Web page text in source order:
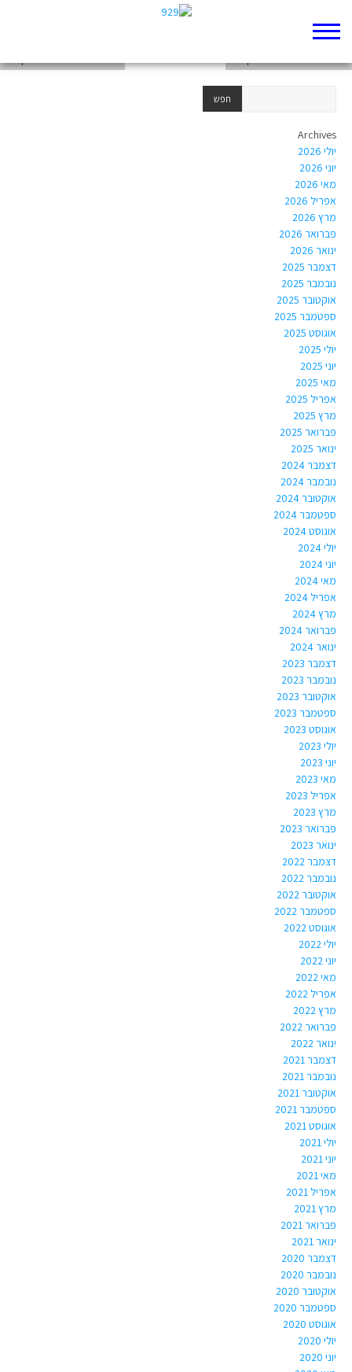
weekend-from-20251005-to-20251011
Archives
יולי 2026
יוני 2026
מאי 2026
אפריל 2026
מרץ 2026
פברואר 2026
ינואר 2026
דצמבר 2025
נובמבר 2025
אוקטובר 2025
ספטמבר 2025
אוגוסט 2025
יולי 2025
יוני 2025
מאי 2025
אפריל 2025
מרץ 2025
פברואר 2025
ינואר 2025
דצמבר 2024
נובמבר 2024
אוקטובר 2024
ספטמבר 2024
אוגוסט 2024
יולי 2024
יוני 2024
מאי 2024
אפריל 2024
מרץ 2024
פברואר 2024
ינואר 2024
דצמבר 2023
נובמבר 2023
אוקטובר 2023
ספטמבר 2023
אוגוסט 2023
יולי 2023
יוני 2023
מאי 2023
אפריל 2023
מרץ 2023
פברואר 2023
ינואר 2023
דצמבר 2022
נובמבר 2022
אוקטובר 2022
ספטמבר 2022
אוגוסט 2022
יולי 2022
יוני 2022
מאי 2022
אפריל 2022
מרץ 2022
פברואר 2022
ינואר 2022
דצמבר 2021
נובמבר 2021
אוקטובר 2021
ספטמבר 2021
אוגוסט 2021
יולי 2021
יוני 2021
מאי 2021
אפריל 2021
מרץ 2021
פברואר 2021
ינואר 2021
דצמבר 2020
נובמבר 2020
אוקטובר 2020
ספטמבר 2020
אוגוסט 2020
יולי 2020
יוני 2020